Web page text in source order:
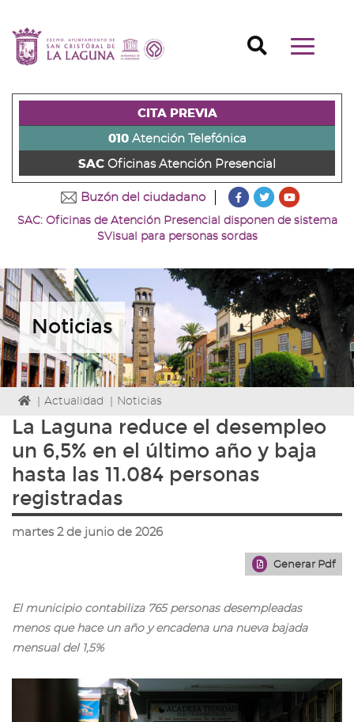
contenido
principal
página
s)
a
la
la
+
Ir
al
la
+
Ir
principal
u)
Mostrar/
Buscador
CITA PREVIA
010Atención Telefónica
SAC Oficinas Atención Presencial
Buzón del ciudadano
???
Ir
a
página
de
Facebook
???
Ir
página
de
Twitter
Ir
canal
de
Youtube
SAC: Oficinas de Atención Presencial disponen de sistema
SVisual para personas sordas
Noticias
Icono
Home
para
a
la
página
de
Actualidad Noticias
La Laguna reduce el desempleo
un 6,5% en el último año y baja
hasta las 11.084 personas
registradas
martes 2 de junio de 2026
Generar Pdf
El municipio contabiliza 765 personas desempleadas
menos que hace un año y encadena una nueva bajada
mensual del 1,5%